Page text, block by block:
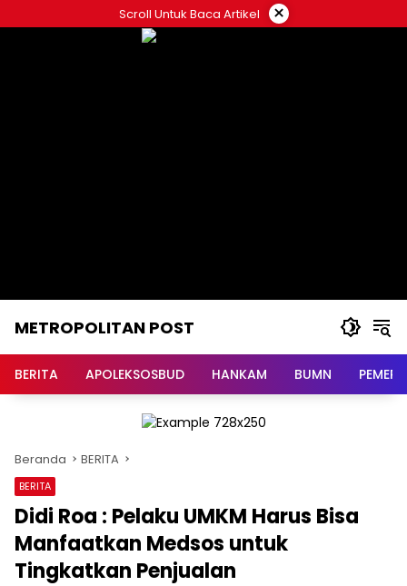
ke
Scroll Untuk Baca Artikel ×
METROPOLITAN POST
BERITA APOLEKSOSBUD HANKAM BUMN
Beranda BERITA
BERITA
Didi Roa : Pelaku UMKM Harus Bisa
Manfaatkan Medsos untuk
Tingkatkan Penjualan